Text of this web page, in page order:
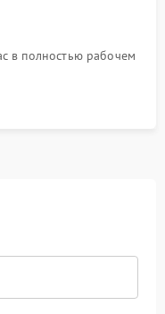
в полностью рабочем